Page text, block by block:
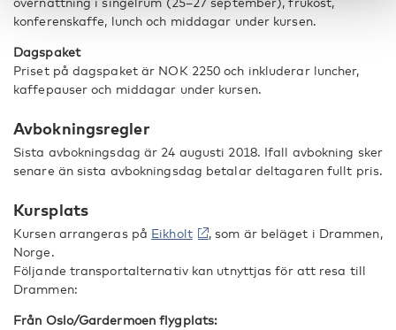
konferenskaffe, lunch och middagar under kursen.
Dagspaket
Priset på dagspaket är NOK 2250 och inkluderar luncher,
kaffepauser och middagar under kursen.
Avbokningsregler
Sista avbokningsdag är 24 augusti 2018. Ifall avbokning sker
senare än sista avbokningsdag betalar deltagaren fullt pris.
Kursplats
Kursen arrangeras på Eikholt
, som är beläget i Drammen,
Norge.
Följande transportalternativ kan utnyttjas för att resa till
Drammen:
Från Oslo/Gardermoen flygplats: